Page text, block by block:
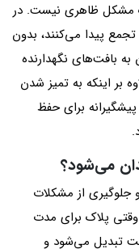
مشکل ظاهری نیست. در
تجمع پیدا می‌کنند، بدون
بافت‌های نگهدارنده
بر اینکه به تمیز شدن
برای حفظ
می‌شود؟
از مشکلات
پلاک برای مدت
تبدیل می‌شود و